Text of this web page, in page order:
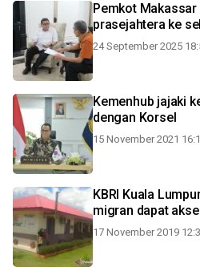
Pemkot
prasejahtera ke
24 September 2025
Kemenhub jajaki
dengan Korsel
15 November 2021
KBRI Kuala Lumpur bantu anak
migran dapat
17 November 2019